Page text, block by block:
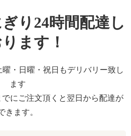
り24時間配達し
ます！
・日曜・祝日もデリバリー致し
ます
でにご注文頂くと翌日から配達が
きます。